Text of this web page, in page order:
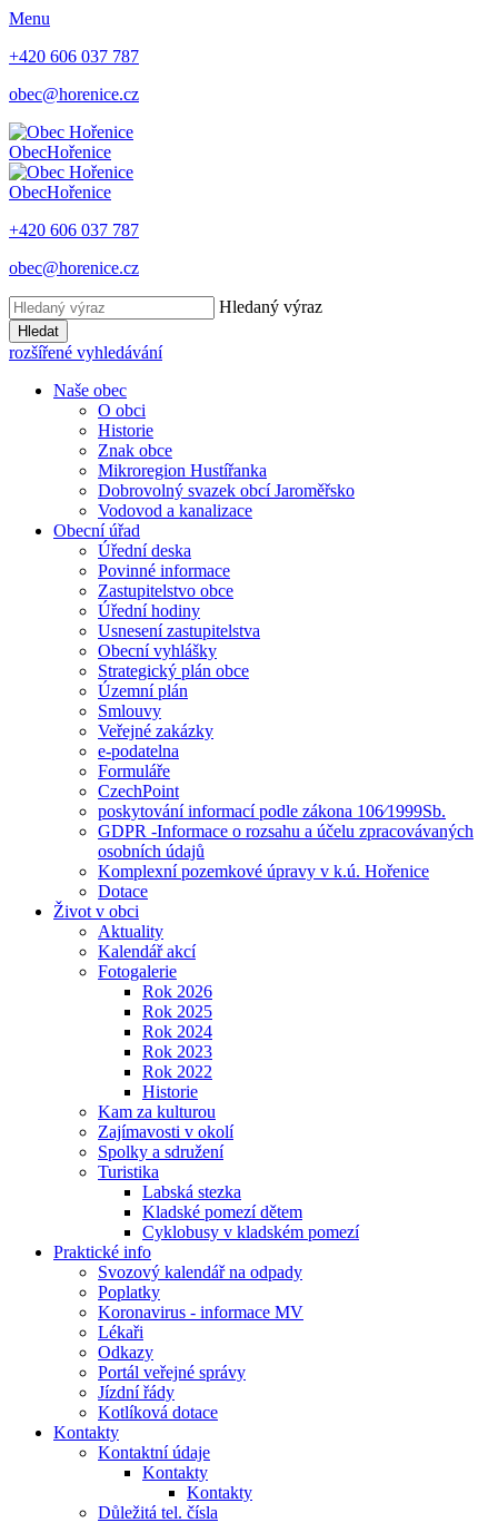
Menu
+420 606 037 787
obec@horenice.cz
ObecHořenice
ObecHořenice
+420 606 037 787
obec@horenice.cz
Hledaný výraz
Hledat
rozšířené vyhledávání
Naše obec
O obci
Historie
Znak obce
Mikroregion Hustířanka
Dobrovolný svazek obcí Jaroměřsko
Vodovod a kanalizace
Obecní úřad
Úřední deska
Povinné informace
Zastupitelstvo obce
Úřední hodiny
Usnesení zastupitelstva
Obecní vyhlášky
Strategický plán obce
Územní plán
Smlouvy
Veřejné zakázky
e-podatelna
Formuláře
CzechPoint
poskytování informací podle zákona 106⁄1999Sb.
GDPR -Informace o rozsahu a účelu zpracovávaných
osobních údajů
Komplexní pozemkové úpravy v k.ú. Hořenice
Dotace
Život v obci
Aktuality
Kalendář akcí
Fotogalerie
Rok 2026
Rok 2025
Rok 2024
Rok 2023
Rok 2022
Historie
Kam za kulturou
Zajímavosti v okolí
Spolky a sdružení
Turistika
Labská stezka
Kladské pomezí dětem
Cyklobusy v kladském pomezí
Praktické info
Svozový kalendář na odpady
Poplatky
Koronavirus - informace MV
Lékaři
Odkazy
Portál veřejné správy
Jízdní řády
Kotlíková dotace
Kontakty
Kontaktní údaje
Kontakty
Kontakty
Důležitá tel. čísla